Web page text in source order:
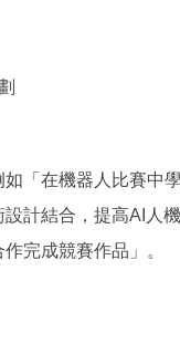
「在機器人比賽中
計結合，提高AI人
完成競賽作品」。